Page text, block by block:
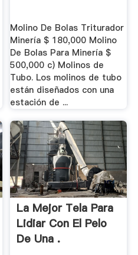
Molino De Bolas Triturador
Minería $ 180,000 Molino
De Bolas Para Minería $
500,000 c) Molinos de
Tubo. Los molinos de tubo
están diseñados con una
estación de ...
La Mejor Tela Para
Lidiar Con El Pelo
De Una .